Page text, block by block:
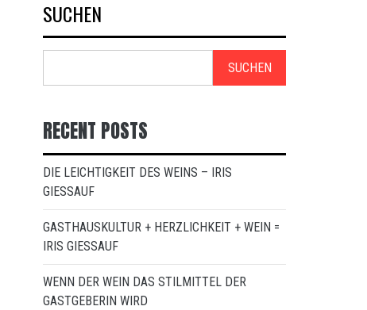
SUCHEN
SUCHEN
RECENT POSTS
DIE LEICHTIGKEIT DES WEINS – IRIS
GIESSAUF
GASTHAUSKULTUR + HERZLICHKEIT + WEIN =
IRIS GIESSAUF
WENN DER WEIN DAS STILMITTEL DER
GASTGEBERIN WIRD